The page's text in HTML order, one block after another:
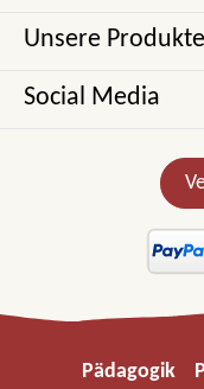
Unsere Produkte
Social Media
Pädagogik